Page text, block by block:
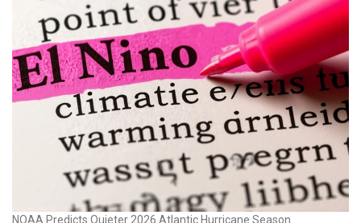
NOAA Predicts Quieter 2026 Atlantic Hurricane Season